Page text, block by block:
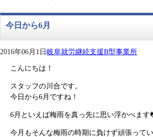
今日から6月
2016年06月1日岐阜就労継続支援B型事業所
こんにちは！
スタッフの川合です。
今日から6月ですね！
6月といえば梅雨を真っ先に思い浮かべます
今月もそんな梅雨の時期に負けず頑張ってい